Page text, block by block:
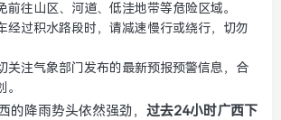
前往山区、河道、低洼地带等危险区域。
经过积水路段时，请减速慢行或绕行，切勿
关注气象部门发布的最新预报预警信息，合
的降雨势头依然强劲， 过去24小时广西下